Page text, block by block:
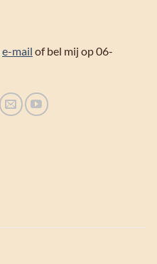
e-mail of bel mij op 06-